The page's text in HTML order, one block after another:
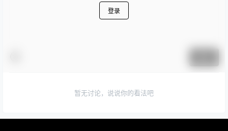
登录
暂无讨论，说说你的看法吧